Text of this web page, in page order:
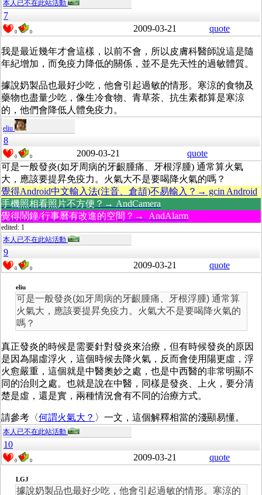
本人已不在此站活動
7
0 0 2009-03-21 quote
我是最近幾年才會這樣，以前不會，所以皮膚科醫師說這是隨
年紀增加，而免疫力降低的關係，並不是先天性的過敏體質。
據說奶製品也最好少吃，他會引起過敏的情形。寒涼的食物及
藥物也盡量少吃，像生冷食物、青草茶、抗生素都算是寒涼
的，他們會降低人體免疫力。
eliu
8
0 0 2009-03-21
quote
可是一般發炎(如牙周病的牙齦腫痛、牙根浮腫) 通常算火氣
大，應該要提昇免疫力。火氣大不是要喝降火氣的嗎？
覺得Android中文輸入法(注音、倉頡)不易輸入？→ gcin Android
手機照相看照片不方便？→ AndCamera
覺得鬧鐘/行事曆有改進的空間？→ AndAlarm
edited: 1
本人已不在此站活動
9
0 0 2009-03-21 quote
eliu
可是一般發炎(如牙周病的牙齦腫痛、牙根浮腫) 通常算
火氣大，應該要提昇免疫力。火氣大不是要喝降火氣的
嗎？
真正發炎的時候是需要針對發炎來治療，但有時候發炎的原因
是因為陽虛浮火，這個時候去降火氣，反而會使用陽更虛，浮
火愈嚴重，這個就是中醫奧妙之處，也是中西醫的非常明顯不
同的治則之處。也就是說在中醫，同樣是發炎、上火，要分清
楚是虛，還是實，兩種情況會有不同的治療方式。
請參考〈何謂火氣大？ 〉一文，這個解釋相當的淺顯易懂。
本人已不在此站活動
10
0 0 2009-03-21 quote
LGJ
據說奶製品也最好少吃，他會引起過敏的情形。寒涼的